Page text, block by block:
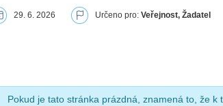
29. 6. 2026 Určeno pro:Veřejnost, Žadatel
Pokud je tato stránka prázdná, znamená to, že